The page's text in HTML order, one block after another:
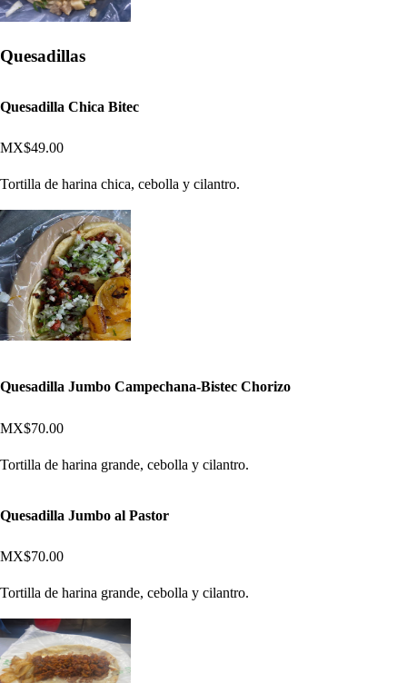
Quesadillas
Quesadilla Chica Bitec
MX$49.00
Tortilla de harina chica, cebolla y cilantro.
Quesadilla Jumbo Campechana-Bistec Chorizo
MX$70.00
Tortilla de harina grande, cebolla y cilantro.
Quesadilla Jumbo al Pastor
MX$70.00
Tortilla de harina grande, cebolla y cilantro.